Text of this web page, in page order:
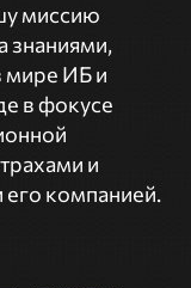
миссию
знаниями,
мире ИБ и
в фокусе
и
компанией.